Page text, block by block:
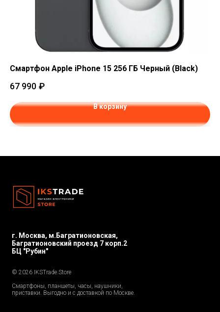
Смартфон Apple iPhone 15 256 ГБ Черный (Black)
67 990 ₽
В корзину
г. Москва, м.Багратионовская,
Багратионовский проезд 7 корп.2
БЦ "Рубин"
© 2026 IKSTrade.Store
Смартфоны, планшеты, часы, наушники,
приставки. Выгодно и с доставкой по Москве.